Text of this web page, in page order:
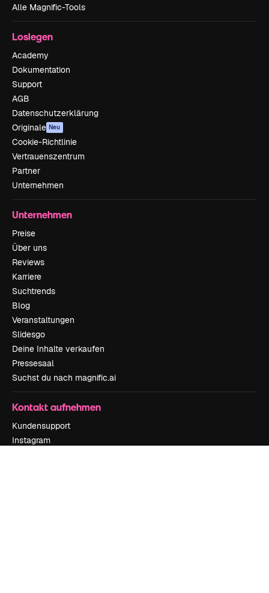
Alle Magnific-Tools
Loslegen
Academy
Dokumentation
Support
AGB
Datenschutzerklärung
Originale Neu
Cookie-Richtlinie
Vertrauenszentrum
Partner
Unternehmen
Unternehmen
Preise
Über uns
Reviews
Karriere
Suchtrends
Blog
Veranstaltungen
Slidesgo
Deine Inhalte verkaufen
Pressesaal
Suchst du nach magnific.ai
Kontakt aufnehmen
Kundensupport
Instagram